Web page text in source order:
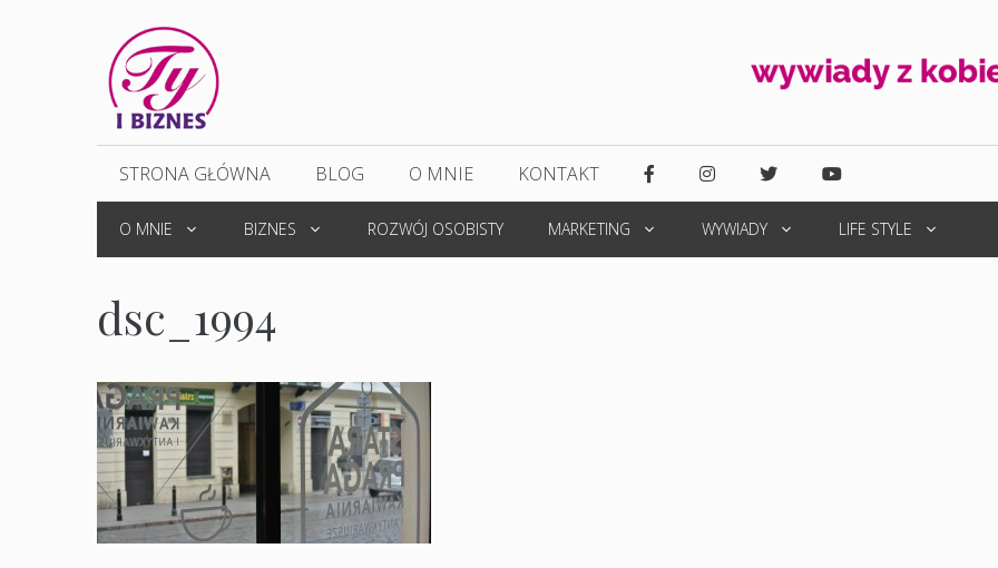
STRONA GŁÓWNA BLOG O MNIE KONTAKT
O MNIE BIZNES ROZWÓJ OSOBISTY MARKETING WYWIADY LIFE STYLE
dsc_1994